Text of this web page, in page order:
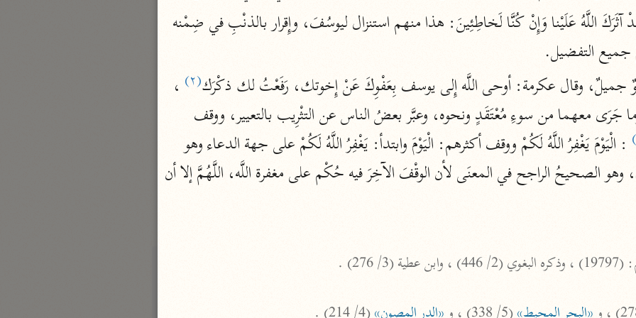
نحو ١١ مجلدًا
التسهيل لعلوم التنزيل
نحو ٣ مجلدات
موسوعات
روح المعاني
فخر الدين الرازي (٦٠٦ هـ)
نحو مجلد
تيسير الكريم الرحمن
نحو ٤ مجلدات
أيسر التفاسير
أبو بكر الجزائري (١٤٣٩ هـ)
نحو ٣ مجلدات
القرآن – تدبّر وعمل
جميع التفضيل.
جميلٌ، وقال عكرمة: أوحى اللَّه إِلى يوسف بِعَفْوِكَ عَنْ إِخوتك، رَفَعْتُ لك ذكْرَك(٢)
: الْيَوْمَ يَغْفِرُ اللَّهُ لَكُمْ ووقف أكثرهم: الْيَوْمَ وابتدأ: يَغْفِرُ اللَّهُ لَكُمْ على جهة الدعاء وهو